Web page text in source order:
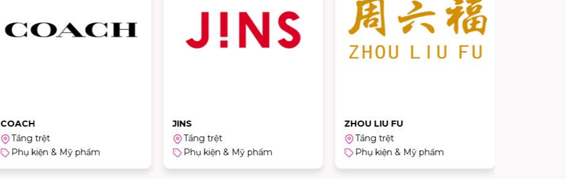
COACH
Tầng trệt
Phụ kiện & Mỹ phẩm
JINS
Tầng trệt
Phụ kiện & Mỹ phẩm
ZHOU LIU FU
Tầng trệt
Phụ kiện & Mỹ phẩm